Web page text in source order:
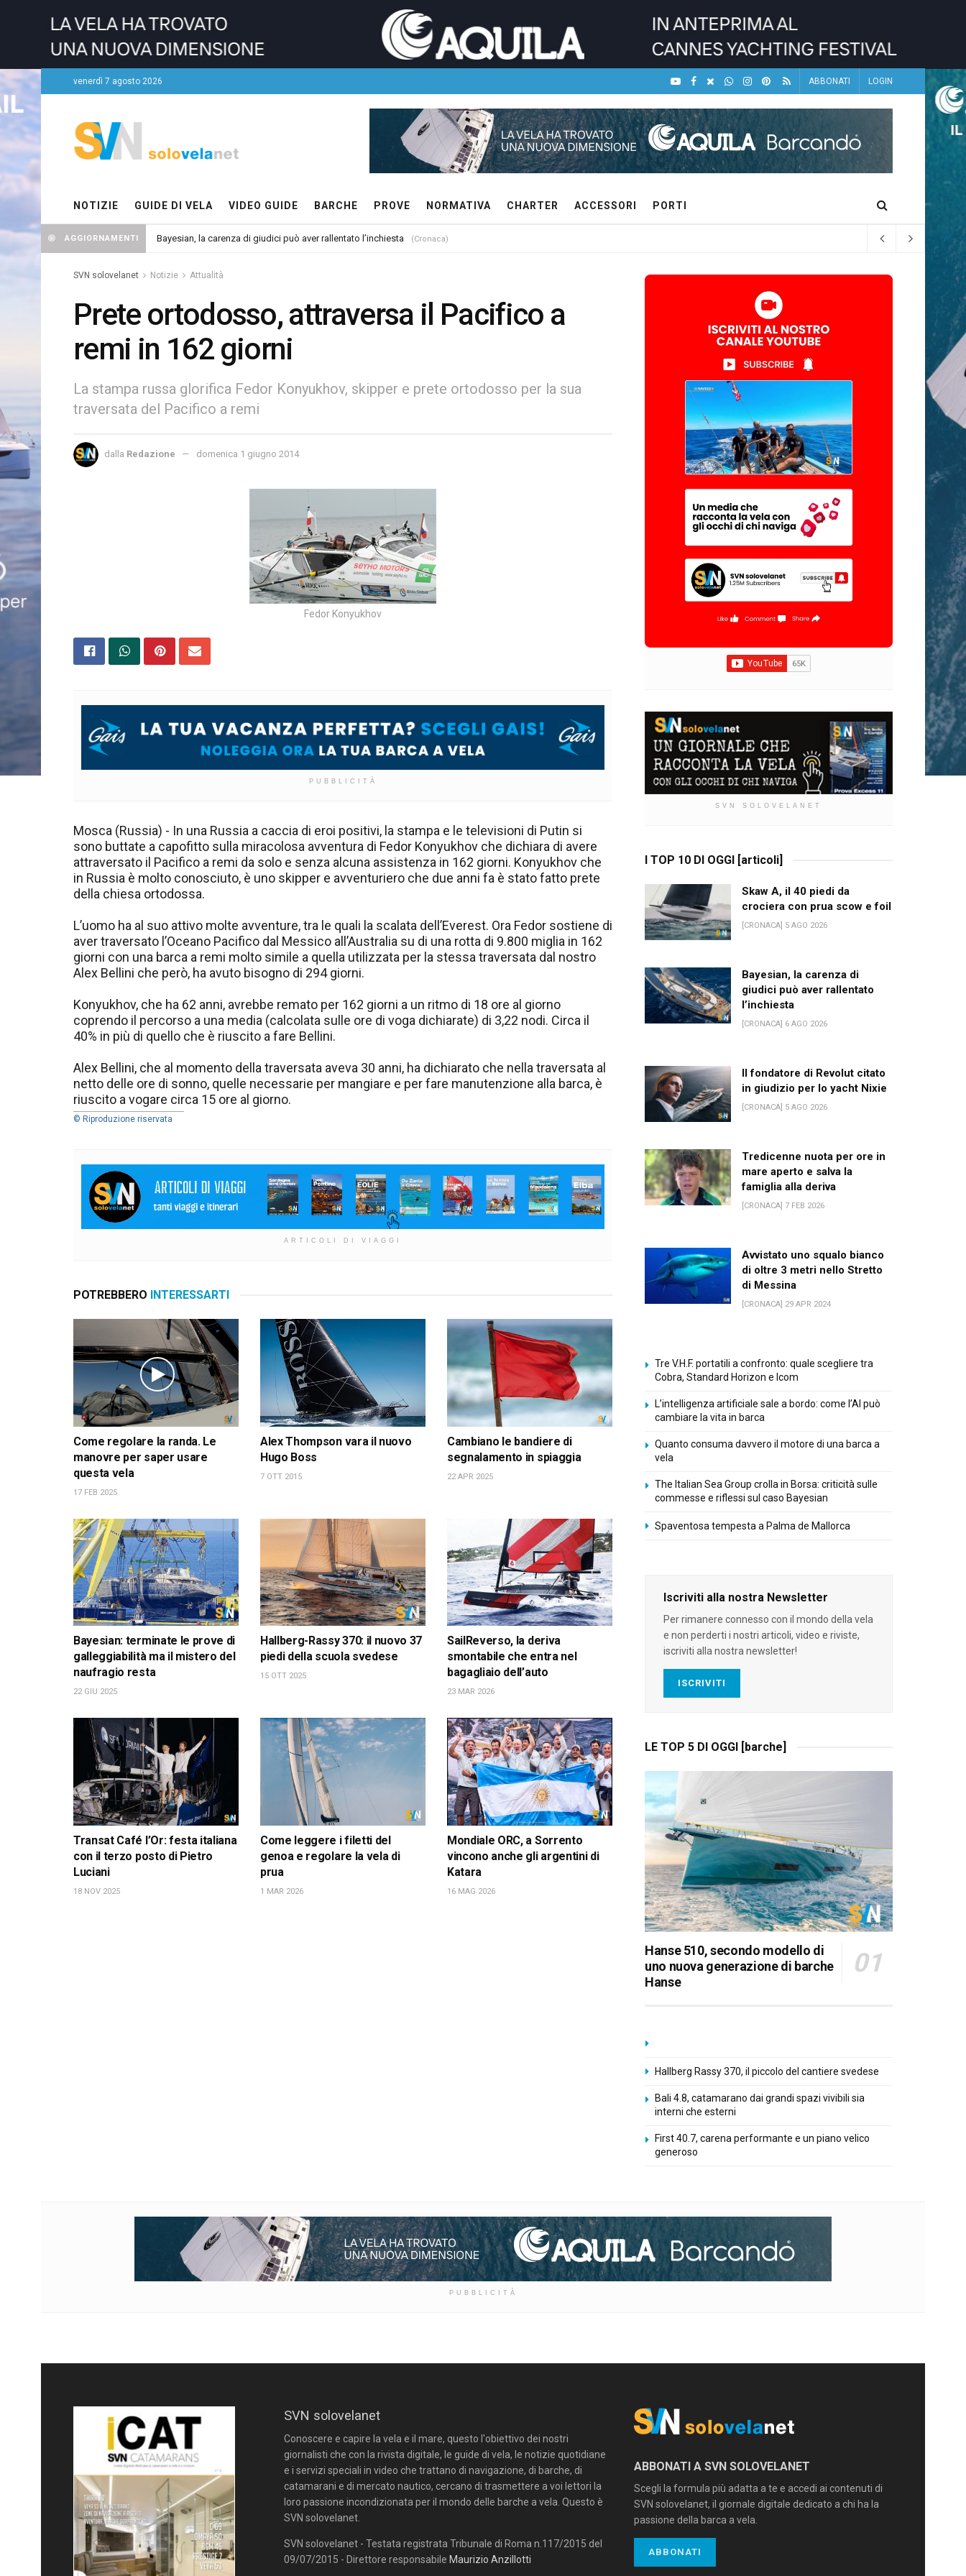
venerdì 7 agosto 2026 ABBONATI LOGIN
NOTIZIE GUIDE DI VELA VIDEO GUIDE BARCHE PROVE NORMATIVA CHARTER ACCESSORI PORTI
AGGIORNAMENTI Bayesian, la carenza di giudici può aver rallentato l’inchiesta (Cronaca)
SVN solovelanet Notizie Attualità
Prete ortodosso, attraversa il Pacifico a
remi in 162 giorni
La stampa russa glorifica Fedor Konyukhov, skipper e prete ortodosso per la sua
traversata del Pacifico a remi
dalla Redazione domenica 1 giugno 2014
Fedor Konyukhov
PUBBLICITÀ
Mosca (Russia) - In una Russia a caccia di eroi positivi, la stampa e le televisioni di Putin si
sono buttate a capofitto sulla miracolosa avventura di Fedor Konyukhov che dichiara di avere
attraversato il Pacifico a remi da solo e senza alcuna assistenza in 162 giorni. Konyukhov che
in Russia è molto conosciuto, è uno skipper e avventuriero che due anni fa è stato fatto prete
della chiesa ortodossa.
L’uomo ha al suo attivo molte avventure, tra le quali la scalata dell’Everest. Ora Fedor sostiene di
aver traversato l’Oceano Pacifico dal Messico all’Australia su di una rotta di 9.800 miglia in 162
giorni con una barca a remi molto simile a quella utilizzata per la stessa traversata dal nostro
Alex Bellini che però, ha avuto bisogno di 294 giorni.
Konyukhov, che ha 62 anni, avrebbe remato per 162 giorni a un ritmo di 18 ore al giorno
coprendo il percorso a una media (calcolata sulle ore di voga dichiarate) di 3,22 nodi. Circa il
40% in più di quello che è riuscito a fare Bellini.
Alex Bellini, che al momento della traversata aveva 30 anni, ha dichiarato che nella traversata al
netto delle ore di sonno, quelle necessarie per mangiare e per fare manutenzione alla barca, è
riuscito a vogare circa 15 ore al giorno.
© Riproduzione riservata
ARTICOLI DI VIAGGI
POTREBBERO INTERESSARTI
Come regolare la randa. Le
manovre per saper usare
questa vela
17 FEB 2025
Alex Thompson vara il nuovo
Hugo Boss
7 OTT 2015
Cambiano le bandiere di
segnalamento in spiaggia
22 APR 2025
Bayesian: terminate le prove di
galleggiabilità ma il mistero del
naufragio resta
22 GIU 2025
Hallberg-Rassy 370: il nuovo 37
piedi della scuola svedese
15 OTT 2025
SailReverso, la deriva
smontabile che entra nel
bagagliaio dell’auto
23 MAR 2026
Transat Café l’Or: festa italiana
con il terzo posto di Pietro
Luciani
18 NOV 2025
Come leggere i filetti del
genoa e regolare la vela di
prua
1 MAR 2026
Mondiale ORC, a Sorrento
vincono anche gli argentini di
Katara
16 MAG 2026
SVN SOLOVELANET
I TOP 10 DI OGGI [articoli]
Skaw A, il 40 piedi da
crociera con prua scow e foil
[CRONACA] 5 AGO 2026
Bayesian, la carenza di
giudici può aver rallentato
l’inchiesta
[CRONACA] 6 AGO 2026
Il fondatore di Revolut citato
in giudizio per lo yacht Nixie
[CRONACA] 5 AGO 2026
Tredicenne nuota per ore in
mare aperto e salva la
famiglia alla deriva
[CRONACA] 7 FEB 2026
Avvistato uno squalo bianco
di oltre 3 metri nello Stretto
di Messina
[CRONACA] 29 APR 2024
Tre V.H.F. portatili a confronto: quale scegliere tra
Cobra, Standard Horizon e Icom
L’intelligenza artificiale sale a bordo: come l’AI può
cambiare la vita in barca
Quanto consuma davvero il motore di una barca a
vela
The Italian Sea Group crolla in Borsa: criticità sulle
commesse e riflessi sul caso Bayesian
Spaventosa tempesta a Palma de Mallorca
Iscriviti alla nostra Newsletter
Per rimanere connesso con il mondo della vela
e non perderti i nostri articoli, video e riviste,
iscriviti alla nostra newsletter!
ISCRIVITI
LE TOP 5 DI OGGI [barche]
Hanse 510, secondo modello di
uno nuova generazione di barche
Hanse
Hallberg Rassy 370, il piccolo del cantiere svedese
Bali 4.8, catamarano dai grandi spazi vivibili sia
interni che esterni
First 40.7, carena performante e un piano velico
generoso
PUBBLICITÀ
SVN solovelanet
Conoscere e capire la vela e il mare, questo l'obiettivo dei nostri
giornalisti che con la rivista digitale, le guide di vela, le notizie quotidiane
e i servizi speciali in video che trattano di navigazione, di barche, di
catamarani e di mercato nautico, cercano di trasmettere a voi lettori la
loro passione incondizionata per il mondo delle barche a vela. Questo è
SVN solovelanet.
SVN solovelanet - Testata registrata Tribunale di Roma n.117/2015 del
09/07/2015 - Direttore responsabile Maurizio Anzillotti
ABBONATI A SVN SOLOVELANET
Scegli la formula più adatta a te e accedi ai contenuti di
SVN solovelanet, il giornale digitale dedicato a chi ha la
passione della barca a vela.
ABBONATI